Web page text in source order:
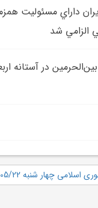
داراي مسئوليت
الزامي شد
در آستانه
چهار شنبه 1404/05/22 شماره 13158